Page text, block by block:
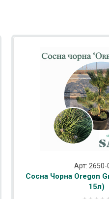
Арт: 2650-
Сосна Чорна Oregon
15л)